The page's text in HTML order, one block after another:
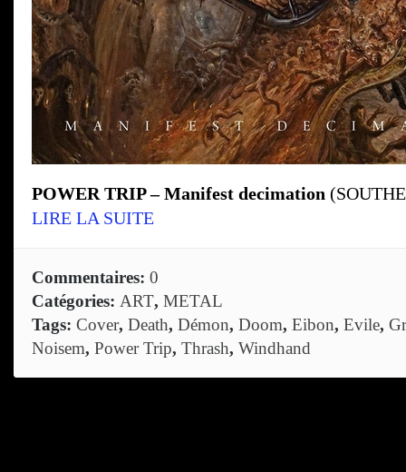
POWER TRIP – Manifest decimation
LIRE LA SUITE
Commentaires: 0
Catégories: ART, METAL
Tags: Cover, Death, Démon, Doom, Eibon, Evile,
Noisem, Power Trip, Thrash, Windhand